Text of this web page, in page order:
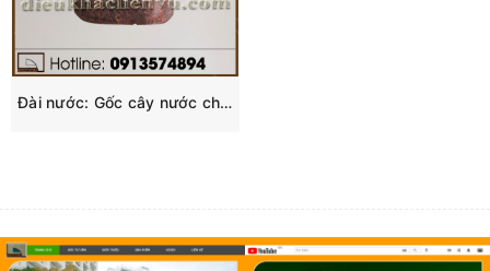
Đài nước: Gốc cây nước chảy